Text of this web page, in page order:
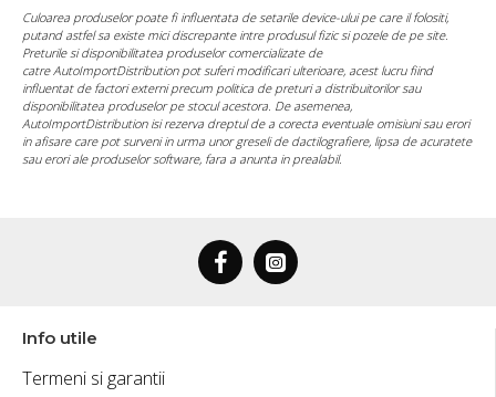
Culoarea produselor poate fi influentata de setarile device-ului pe care il folositi,
putand astfel sa existe mici discrepante intre produsul fizic si pozele de pe site.
Preturile si disponibilitatea produselor comercializate de
catre AutoImportDistribution pot suferi modificari ulterioare, acest lucru fiind
influentat de factori externi precum politica de preturi a distribuitorilor sau
disponibilitatea produselor pe stocul acestora. De asemenea,
AutoImportDistribution isi rezerva dreptul de a corecta eventuale omisiuni sau erori
in afisare care pot surveni in urma unor greseli de dactilografiere, lipsa de acuratete
sau erori ale produselor software, fara a anunta in prealabil.
Info utile
Termeni si garantii